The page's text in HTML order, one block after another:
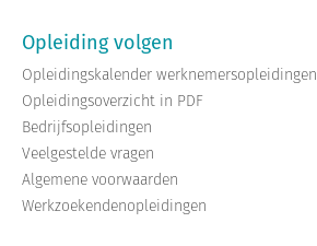
Opleiding volgen
Opleidingskalender werknemersopleidingen
Opleidingsoverzicht in PDF
Bedrijfsopleidingen
Veelgestelde vragen
Algemene voorwaarden
Werkzoekendenopleidingen